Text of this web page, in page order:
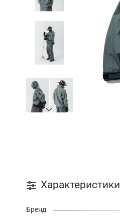
Характеристики
Бренд